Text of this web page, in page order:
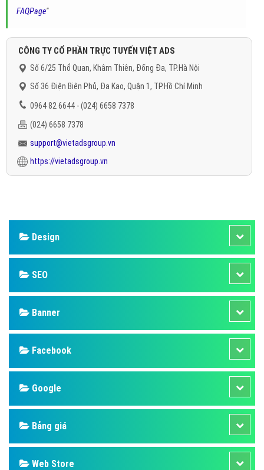
FAQPage"
CÔNG TY CỔ PHẦN TRỰC TUYẾN VIỆT ADS
Số 6/25 Thổ Quan, Khâm Thiên, Đống Đa, TP.Hà Nội
Số 36 Điện Biên Phủ, Đa Kao, Quận 1, TP.Hồ Chí Minh
0964 82 6644 - (024) 6658 7378
(024) 6658 7378
support@vietadsgroup.vn
https://vietadsgroup.vn
Design
SEO
Banner
Facebook
Google
Bảng giá
Web Store